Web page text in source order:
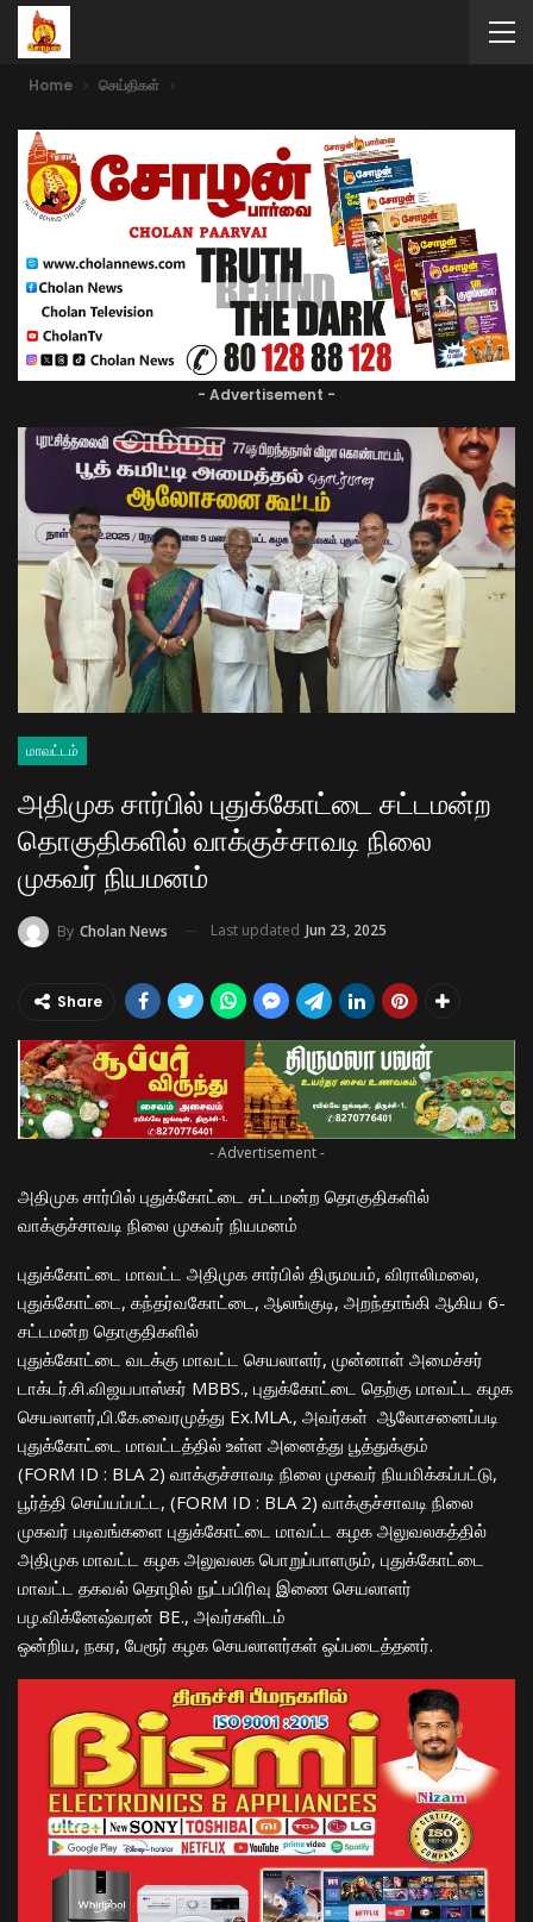
Home செய்திகள்
- Advertisement -
மாவட்டம்
அதிமுக சார்பில் புதுக்கோட்டை சட்டமன்ற
தொகுதிகளில் வாக்குச்சாவடி நிலை
முகவர் நியமனம்
By Cholan News Last updated Jun 23, 2025
Share
- Advertisement -
அதிமுக சார்பில் புதுக்கோட்டை சட்டமன்ற தொகுதிகளில்
வாக்குச்சாவடி நிலை முகவர் நியமனம்
புதுக்கோட்டை மாவட்ட அதிமுக சார்பில் திருமயம், விராலிமலை,
புதுக்கோட்டை, கந்தர்வகோட்டை, ஆலங்குடி, அறந்தாங்கி ஆகிய 6-
சட்டமன்ற தொகுதிகளில்
புதுக்கோட்டை வடக்கு மாவட்ட செயலாளர், முன்னாள் அமைச்சர்
டாக்டர்.சி.விஜயபாஸ்கர் MBBS., புதுக்கோட்டை தெற்கு மாவட்ட கழக
செயலாளர்,பி.கே.வைரமுத்து Ex.MLA., அவர்கள் ஆலோசனைப்படி
புதுக்கோட்டை மாவட்டத்தில் உள்ள அனைத்து பூத்துக்கும்
(FORM ID : BLA 2) வாக்குச்சாவடி நிலை முகவர் நியமிக்கப்பட்டு,
பூர்த்தி செய்யப்பட்ட, (FORM ID : BLA 2) வாக்குச்சாவடி நிலை
முகவர் படிவங்களை புதுக்கோட்டை மாவட்ட கழக அலுவலகத்தில்
அதிமுக மாவட்ட கழக அலுவலக பொறுப்பாளரும், புதுக்கோட்டை
மாவட்ட தகவல் தொழில் நுட்பபிரிவு இணை செயலாளர்
பழ.விக்னேஷ்வரன் BE., அவர்களிடம்
ஒன்றிய, நகர, பேரூர் கழக செயலாளர்கள் ஒப்படைத்தனர்.